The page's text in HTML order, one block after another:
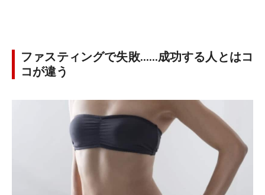
ファスティングで失敗……成功する人とはコ
コが違う